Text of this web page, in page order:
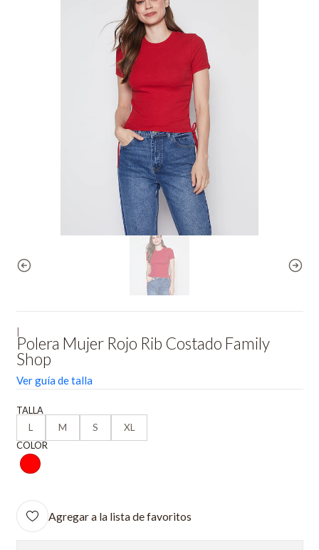
Polera Mujer Rojo Rib Costado Family
Shop
Ver guía de talla
TALLA
L
M S
XL
COLOR
Agregar a la lista de favoritos